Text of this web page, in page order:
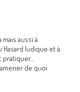
aussi à
ludique et à
pratiquer…
de quoi